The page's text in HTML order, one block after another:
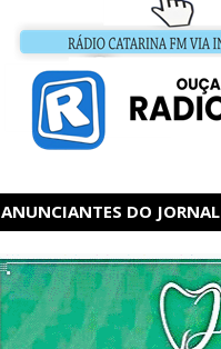
ANUNCIANTES DO JORNAL